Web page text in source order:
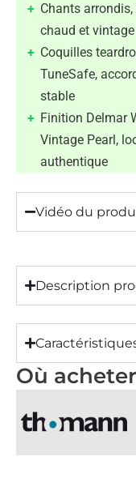
Chants arrondis,
chaud et vintage
Coquilles
TuneSafe,
stable
Finition Delmar
Vintage Pearl,
authentique
Vidéo du
Description
Où